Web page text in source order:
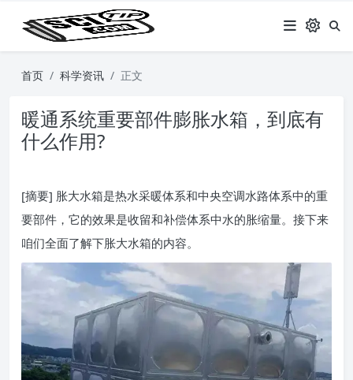
首页 科学资讯 正文
暖通系统重要部件膨胀水箱，到底有
什么作用?
[摘要] 胀大水箱是热水采暖体系和中央空调水路体系中的重
要部件，它的效果是收留和补偿体系中水的胀缩量。接下来
咱们全面了解下胀大水箱的内容。